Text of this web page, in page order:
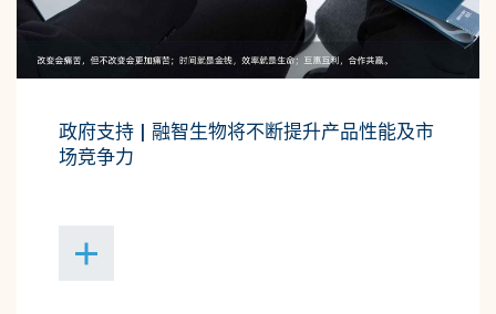
政府支持 | 融智生物将不断提升产品性能及市
场竞争力